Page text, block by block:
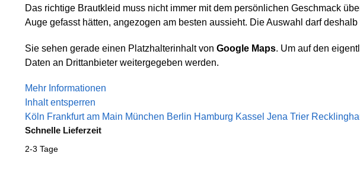
Das richtige Brautkleid muss nicht immer mit dem persönlichen Geschmack
Auge gefasst hätten, angezogen am besten aussieht. Die Auswahl darf
Sie sehen gerade einen Platzhalterinhalt von Google Maps. Um auf den
Daten an Drittanbieter weitergegeben werden.
Mehr Informationen
Inhalt entsperren
Köln Frankfurt am Main München Berlin Hamburg Kassel Jena Trier
Schnelle Lieferzeit
2-3 Tage